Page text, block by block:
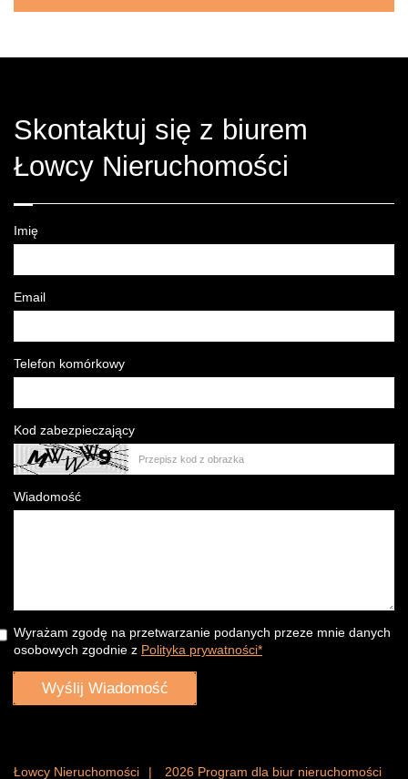
Skontaktuj się z biurem
Łowcy Nieruchomości
Imię
Email
Telefon komórkowy
Kod zabezpieczający
Wiadomość
Wyrażam zgodę na przetwarzanie podanych przeze mnie danych
osobowych zgodnie z Polityka prywatności*
Łowcy Nieruchomości 2026 Program dla biur nieruchomości